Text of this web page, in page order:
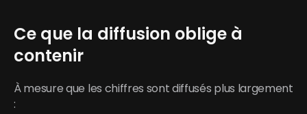
Ce que la diffusion oblige à
contenir
À mesure que les chiffres sont diffusés plus largement
: